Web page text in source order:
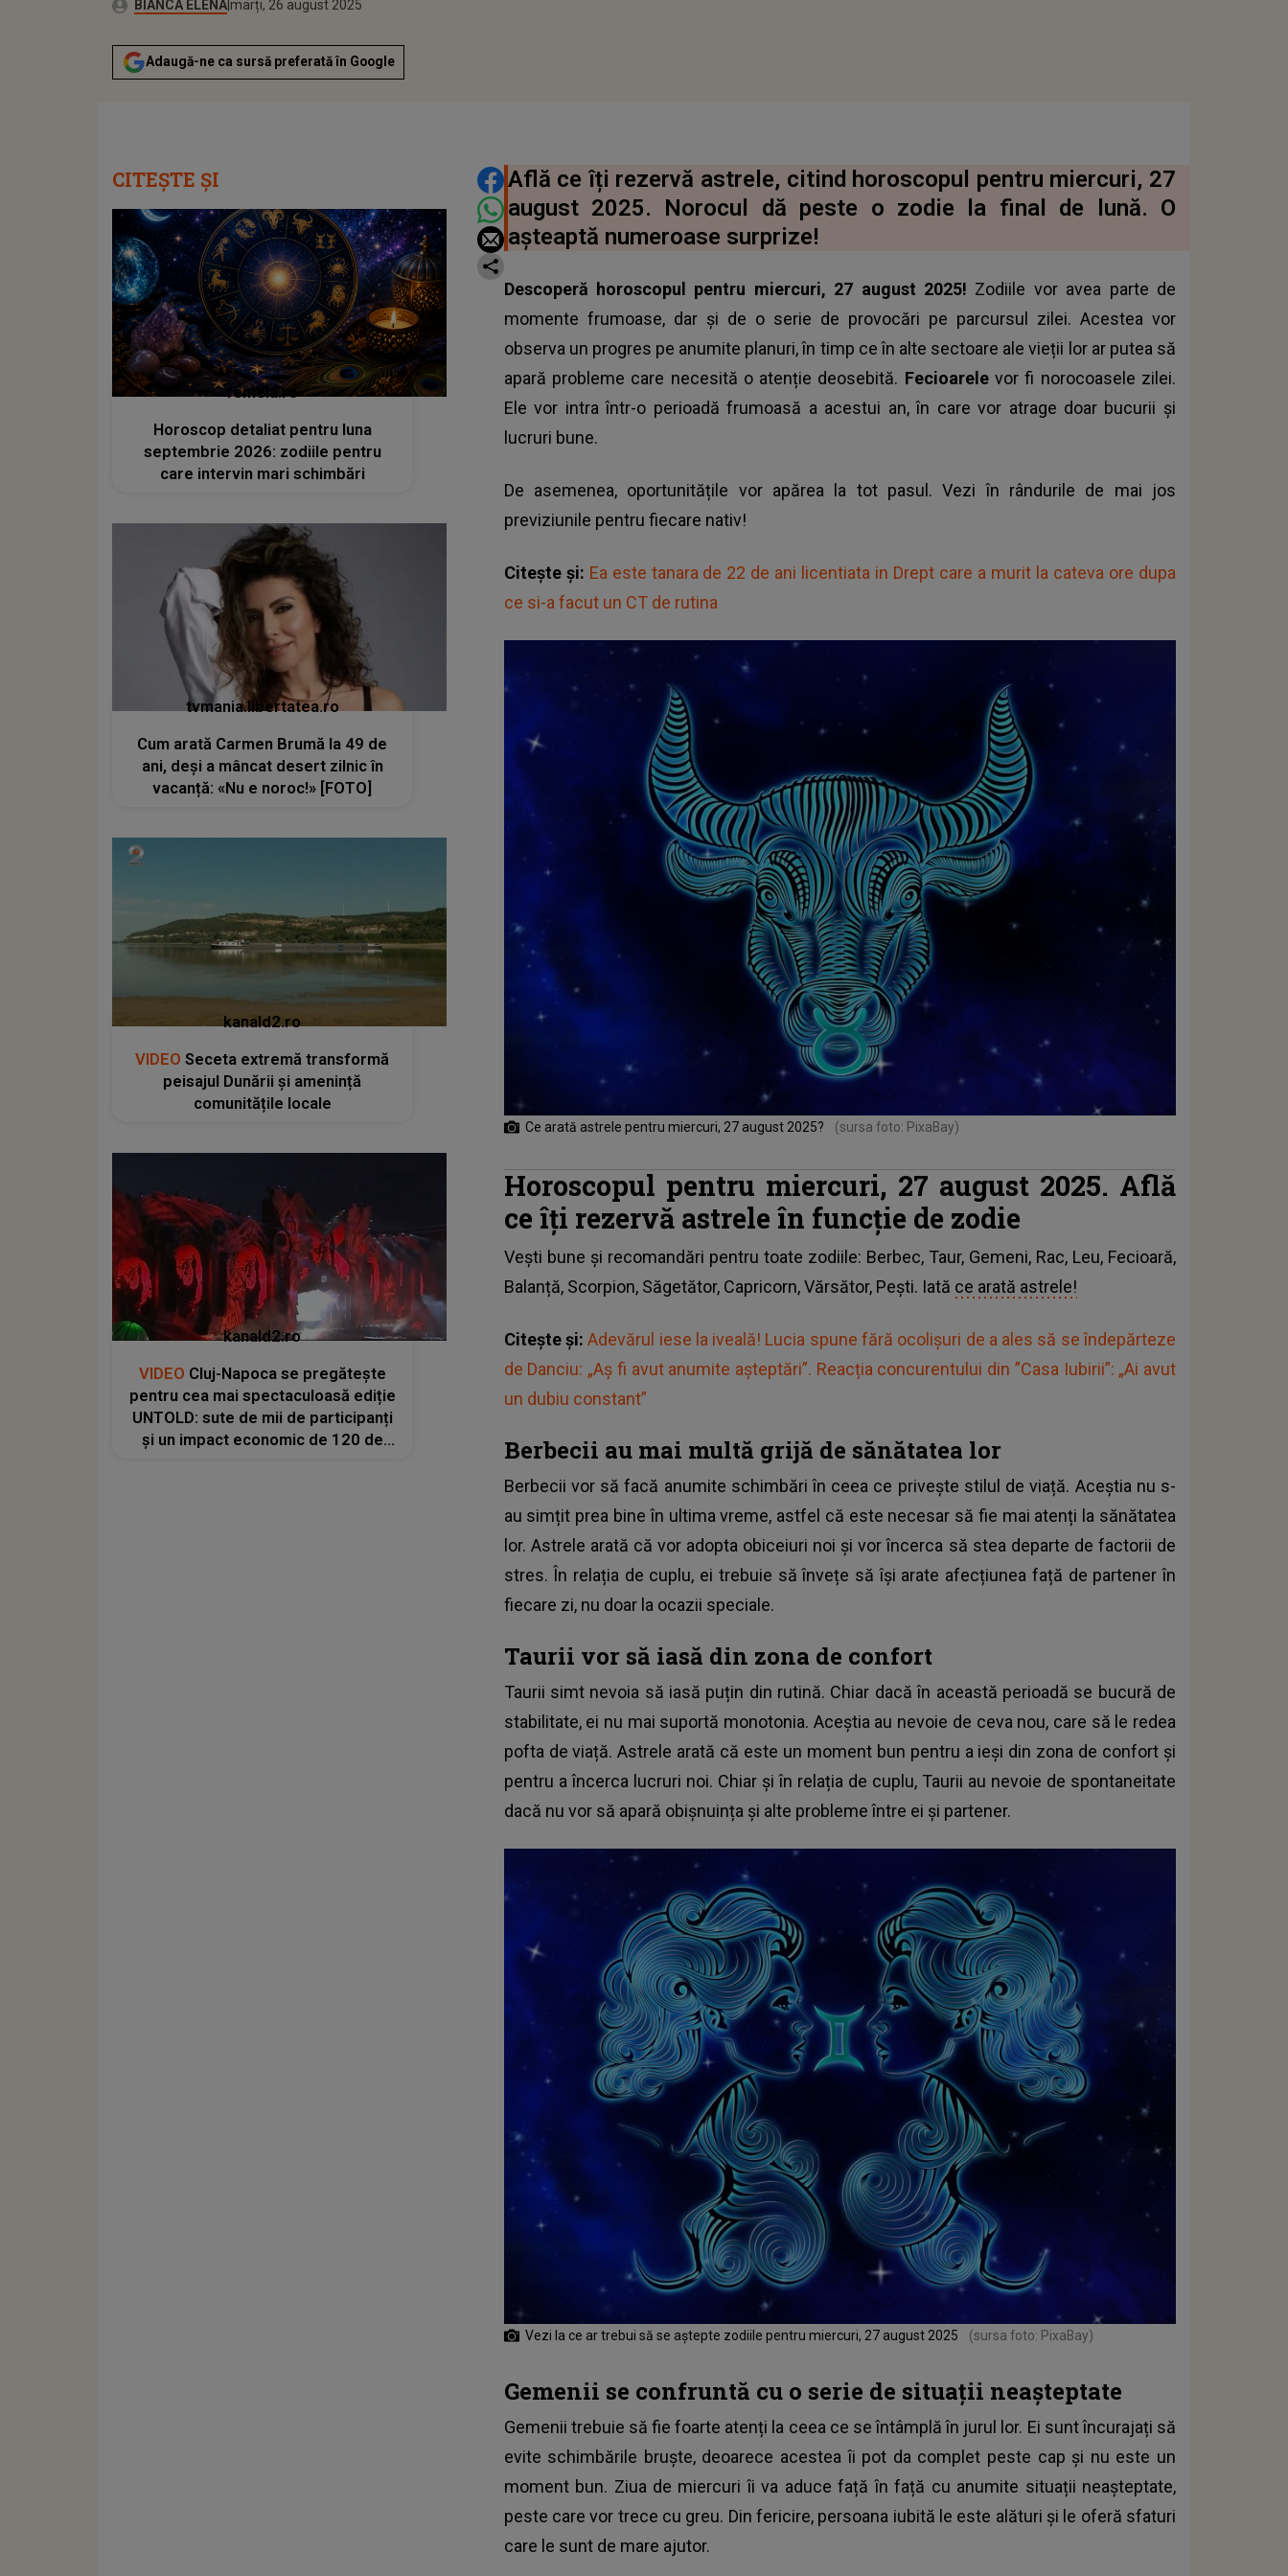
Autor:BIANCA ELENA marți, 26 august 2025
Actualizat:
marți, 26 august 2025
Adaugă-ne ca sursă preferată în Google
DISTRIBUIE ARTICOLUL
Află ce îți rezervă astrele, citind horoscopul pentru miercuri, 27
august 2025. Norocul dă peste o zodie la final de lună. O
așteaptă numeroase surprize!
Descoperă horoscopul pentru miercuri, 27 august 2025! Zodiile vor avea parte de
momente frumoase, dar și de o serie de provocări pe parcursul zilei. Acestea vor
observa un progres pe anumite planuri, în timp ce în alte sectoare ale vieții lor ar putea să
apară probleme care necesită o atenție deosebită. Fecioarelevor fi norocoasele zilei.
Ele vor intra într-o perioadă frumoasă a acestui an, în care vor atrage doar bucurii și
lucruri bune.
De asemenea, oportunitățile vor apărea la tot pasul. Vezi în rândurile de mai jos
previziunile pentru fiecare nativ!
Citește și: Ea este tanara de 22 de ani licentiata in Drept care a murit la cateva ore dupa
ce si-a facut un CT de rutina
Ce arată astrele pentru miercuri, 27 august 2025? (sursa foto: PixaBay)
Horoscopul pentru miercuri, 27 august 2025. Află
ce îți rezervă astrele în funcție de zodie
Vești bune și recomandări pentru toate zodiile: Berbec, Taur, Gemeni, Rac, Leu, Fecioară,
Balanță, Scorpion, Săgetător, Capricorn, Vărsător, Pești. Iată ce arată astrele!
Citește și:Adevărul iese la iveală! Lucia spune fără ocolișuri de a ales să se îndepărteze
de Danciu: „Aș fi avut anumite așteptări”. Reacția concurentului din ”Casa Iubirii”: „Ai avut
un dubiu constant”
Berbecii au mai multă grijă de sănătatea lor
Berbecii vor să facă anumite schimbări în ceea ce privește stilul de viață. Aceștia nu s-
au simțit prea bine în ultima vreme, astfel că este necesar să fie mai atenți la sănătatea
lor. Astrele arată că vor adopta obiceiuri noi și vor încerca să stea departe de factorii de
stres. În relația de cuplu, ei trebuie să învețe să își arate afecțiunea față de partener în
fiecare zi, nu doar la ocazii speciale.
Taurii vor să iasă din zona de confort
Taurii simt nevoia să iasă puțin din rutină. Chiar dacă în această perioadă se bucură de
stabilitate, ei nu mai suportă monotonia. Aceștia au nevoie de ceva nou, care să le redea
pofta de viață. Astrele arată că este un moment bun pentru a ieși din zona de confort și
pentru a încerca lucruri noi. Chiar și în relația de cuplu, Taurii au nevoie de spontaneitate
dacă nu vor să apară obișnuința și alte probleme între ei și partener.
Vezi la ce ar trebui să se aștepte zodiile pentru miercuri, 27 august 2025 (sursa foto: PixaBay)
Gemenii se confruntă cu o serie de situații neașteptate
Gemenii trebuie să fie foarte atenți la ceea ce se întâmplă în jurul lor. Ei sunt încurajați să
evite schimbările bruște, deoarece acestea îi pot da complet peste cap și nu este un
moment bun. Ziua de miercuri îi va aduce față în față cu anumite situații neașteptate,
peste care vor trece cu greu. Din fericire, persoana iubită le este alături și le oferă sfaturi
care le sunt de mare ajutor.
CITEȘTE ȘI
femeia.ro
Horoscop detaliat pentru luna
septembrie 2026: zodiile pentru
care intervin mari schimbări
tvmania.libertatea.ro
Cum arată Carmen Brumă la 49 de
ani, deși a mâncat desert zilnic în
vacanță: «Nu e noroc!» [FOTO]
kanald2.ro
VIDEO Seceta extremă transformă
peisajul Dunării și amenință
comunitățile locale
kanald2.ro
VIDEO Cluj-Napoca se pregătește
pentru cea mai spectaculoasă ediție
UNTOLD: sute de mii de participanți
și un impact economic de 120 de